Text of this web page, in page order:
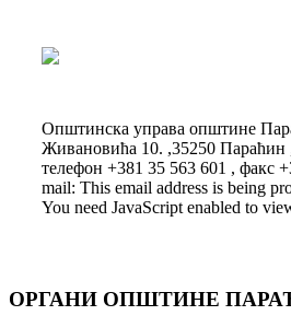
Општинска управа општине
Живановића 10. ,35250 Параћин
телефон +381 35 563 601 , факс
mail: This email address is being
You need JavaScript enabled to
ОРГАНИ ОПШТИНЕ